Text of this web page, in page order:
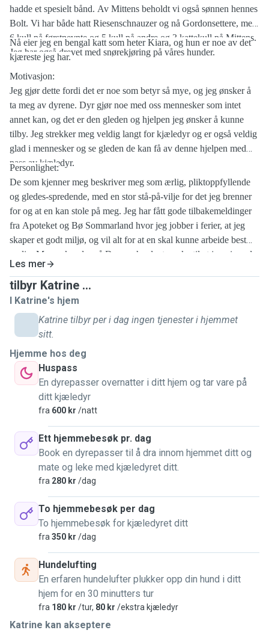
hadde et spesielt bånd. Av Mittens beholdt vi også sønnen hennes
Bolt. Vi har både hatt Riesenschnauzer og nå Gordonsettere, med
6 kull på førstnevnte og 5 kull på andre og 3 kattekull på Mittens.
Jeg har også drevet med snørekjøring på våres hunder.
Nå eier jeg en bengal katt som heter Kiara, og hun er noe av det
kjæreste jeg har.
Motivasjon:
Jeg gjør dette fordi det er noe som betyr så mye, og jeg ønsker å
ta meg av dyrene. Dyr gjør noe med oss mennesker som intet
annet kan, og det er den gleden og hjelpen jeg ønsker å kunne
tilby. Jeg strekker meg veldig langt for kjæledyr og er også veldig
glad i mennesker og se gleden de kan få av denne hjelpen med
pass av kjæledyr.
Personlighet:
De som kjenner meg beskriver meg som ærlig, pliktoppfyllende
og gledes-spredende, med en stor stå-på-vilje for det jeg brenner
for og at en kan stole på meg. Jeg har fått gode tilbakemeldinger
fra Apoteket og Bø Sommarland hvor jeg jobber i ferier, at jeg
skaper et godt miljø, og vil alt for at en skal kunne arbeide best
mulig. Mange kunder på Dyrego har lagt merke til at jeg gir god
service fordi jeg ønsker å hjelpe så langt jeg kan. Jeg blir
beskrevet som at jeg er genuin og ekte og at jeg gir mye av meg
selv.
Les mer
tilbyr Katrine ...
I Katrine's hjem
Katrine tilbyr per i dag ingen tjenester i hjemmet
sitt.
Hjemme hos deg
Huspass
En dyrepasser overnatter i ditt hjem og tar vare på
ditt kjæledyr
fra 600 kr /natt
Ett hjemmebesøk pr. dag
Book en dyrepasser til å dra innom hjemmet ditt og
mate og leke med kjæledyret ditt.
fra 280 kr /dag
To hjemmebesøk per dag
To hjemmebesøk for kjæledyret ditt
fra 350 kr /dag
Hundelufting
En erfaren hundelufter plukker opp din hund i ditt
hjem for en 30 minutters tur
fra 180 kr /tur, 80 kr /ekstra kjæledyr
Katrine kan akseptere